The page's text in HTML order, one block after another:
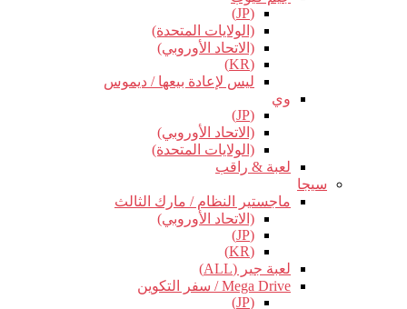
(JP)
(الولايات المتحدة)
(الاتحاد الأوروبي)
(KR)
ليس لإعادة بيعها / ديموس
وي
(JP)
(الاتحاد الأوروبي)
(الولايات المتحدة)
لعبة & راقب
سيجا
ماجستير النظام / مارك الثالث
(الاتحاد الأوروبي)
(JP)
(KR)
لعبة جير (ALL)
Mega Drive / سفر التكوين
(JP)